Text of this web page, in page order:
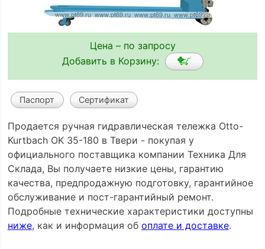
Цена – по запросу
Добавить в Корзину:
Паспорт Сертификат
Продается ручная гидравлическая тележка Otto-
Kurtbach OK 35-180 в Твери - покупая у
официального поставщика компании Техника Для
Склада, Вы получаете низкие цены, гарантию
качества, предпродажную подготовку, гарантийное
обслуживание и пост-гарантийный ремонт.
Подробные технические характеристики доступны
ниже, как и информация об оплате и доставке.